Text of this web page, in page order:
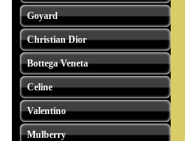
Goyard
Christian Dior
Bottega Veneta
Celine
Valentino
Mulberry